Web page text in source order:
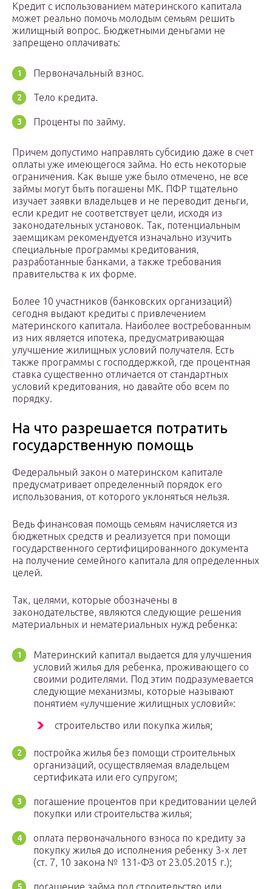
Кредит с использованием материнского капитала
может реально помочь молодым семьям решить
жилищный вопрос. Бюджетными деньгами не
запрещено оплачивать:
Первоначальный взнос.
Тело кредита.
Проценты по займу.
Причем допустимо направлять субсидию даже в счет
оплаты уже имеющегося займа. Но есть некоторые
ограничения. Как выше уже было отмечено, не все
займы могут быть погашены МК. ПФР тщательно
изучает заявки владельцев и не переводит деньги,
если кредит не соответствует цели, исходя из
законодательных установок. Так, потенциальным
заемщикам рекомендуется изначально изучить
специальные программы кредитования,
разработанные банками, а также требования
правительства к их форме.
Более 10 участников (банковских организаций)
сегодня выдают кредиты с привлечением
материнского капитала. Наиболее востребованным
из них является ипотека, предусматривающая
улучшение жилищных условий получателя. Есть
также программы с господдержкой, где процентная
ставка существенно отличается от стандартных
условий кредитования, но давайте обо всем по
порядку.
На что разрешается потратить
государственную помощь
Федеральный закон о материнском капитале
предусматривает определенный порядок его
использования, от которого уклоняться нельзя.
Ведь финансовая помощь семьям начисляется из
бюджетных средств и реализуется при помощи
государственного сертифицированного документа
на получение семейного капитала для определенных
целей.
Так, целями, которые обозначены в
законодательстве, являются следующие решения
материальных и нематериальных нужд ребенка:
Материнский капитал выдается для улучшения
условий жилья для ребенка, проживающего со
своими родителями. Под этим подразумевается
следующие механизмы, которые называют
понятием «улучшение жилищных условий»:
строительство или покупка жилья;
постройка жилья без помощи строительных
организаций, осуществляемая владельцем
сертификата или его супругом;
погашение процентов при кредитовании целей
покупки или строительства жилья;
оплата первоначального взноса по кредиту за
покупку жилья до исполнения ребенку 3-х лет
(ст. 7, 10 закона № 131-ФЗ от 23.05.2015 г.);
погашение займа под строительство или